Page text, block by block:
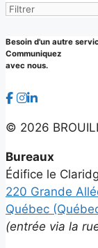
Archives
Besoin d'un autre
Communiquez
avec nous.
© 2026
Bureaux
Édifice le
220 Grande
Québec
(entrée via la